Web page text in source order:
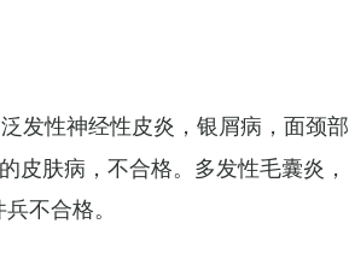
发性神经性皮炎，银屑病，面颈部
皮肤病，不合格。多发性毛囊炎，
不合格。